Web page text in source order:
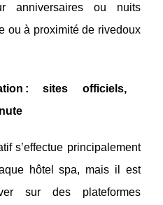
anniversaires ou nuits
ou à proximité de rivedoux
: sites officiels,
s’effectue principalement
hôtel spa, mais il est
sur des plateformes